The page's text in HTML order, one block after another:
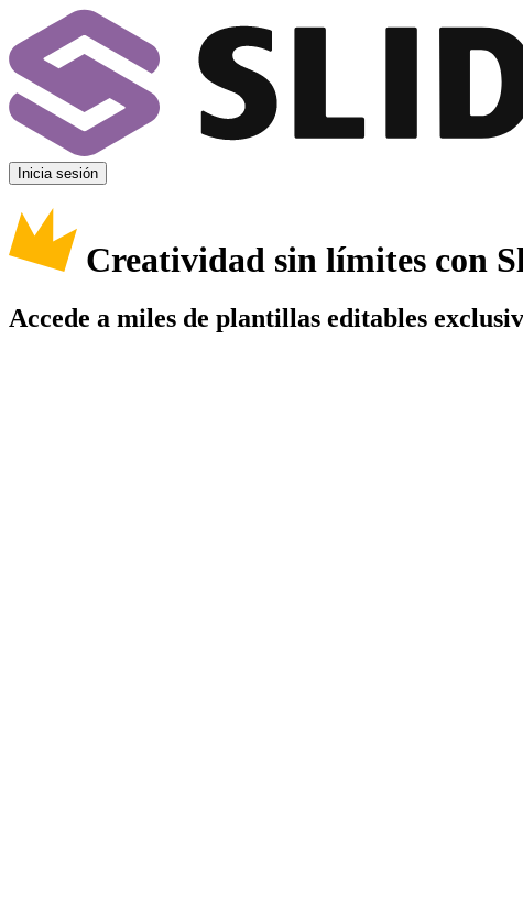
Inicia sesión
Creatividad sin límites con
Accede a miles de plantillas editables